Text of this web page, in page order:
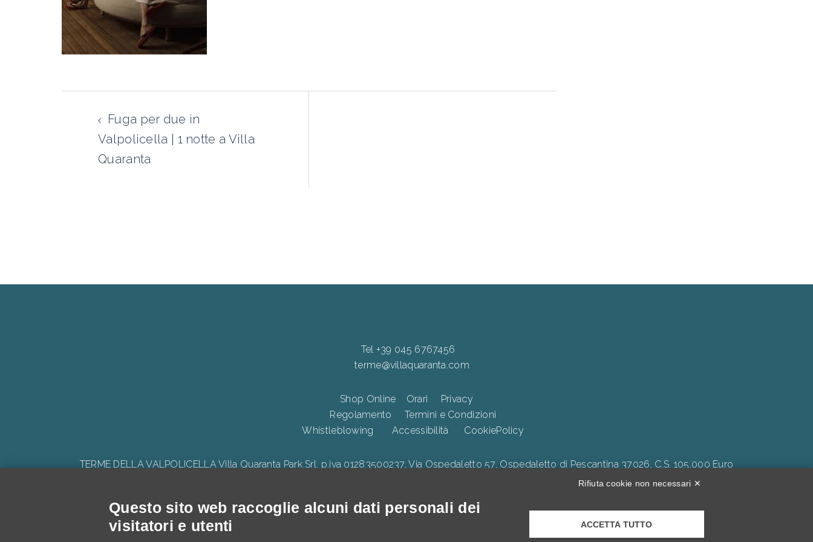
articoloFuga per due in
Valpolicella | 1 notte a Villa
Quaranta
Tel +39 045 6767456
terme@villaquaranta.com
Shop Online Orari
Privacy
Regolamento
Termini e Condizioni
Whistleblowing
Accessibilità CookiePolicy
TERME DELLA VALPOLICELLA Villa Quaranta Park Srl. p.iva 01283500237, Via Ospedaletto 57, Ospedaletto di Pescantina 37026, C.S. 105.000 Euro
Progetto: "Villa Quaranta, interventi di Innovazione digitale, Ecologica e di Inclusività."
Rifiuta cookie non necessari ✕
Questo sito web raccoglie alcuni dati personali dei
visitatori e utenti
ACCETTA TUTTO